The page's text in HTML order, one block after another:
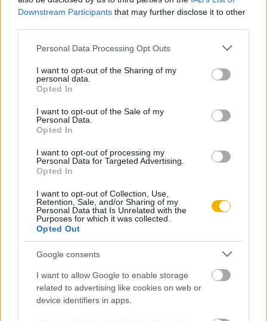
Downstream Participants that may further disclose it to other
Please note that this website/app uses one or more Google
not limited to your visit or usage behaviour. You may click to
grant or deny consent to Google and its third-party tags to
use your data for below specified purposes in below Google
consent section.
Personal Data Processing Opt Outs
I want to opt-out of the Sharing of my
personal data.
Opted In
I want to opt-out of the Sale of my
Personal Data.
Opted In
I want to opt-out of processing my
Personal Data for Targeted Advertising.
Opted In
I want to opt-out of Collection, Use,
Retention, Sale, and/or Sharing of my
Personal Data that Is Unrelated with the
Purposes for which it was collected.
Opted Out
Google consents
I want to allow Google to enable storage
related to advertising like cookies on web or
device identifiers in apps.
Kedvenc cikkek elmentése, könyvjelzők
Az első hónap csak 200 Ft-ba kerül. Próbálja
KIPRÓBÁLOM 200 FT-ÉRT
Már előfizetőnk?
rendelkezik felhasználói fiókkal, kattintson ide:
Szerző
Számvéber Norbert
Ismerje meg